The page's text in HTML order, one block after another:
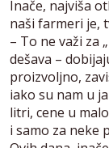
Inače, najviša
naši farmeri je,
– To ne važi za
dešava –
proizvoljno,
iako su nam u
litri, cene u
i samo za neke